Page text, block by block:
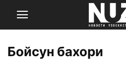
Бойсун бахори